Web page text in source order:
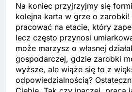
Na koniec przyjrzyjmy się
kolejna karta w grze o
pracować na etacie, który
lecz często przynosi
może marzysz o własnej
gospodarczej, gdzie zarobki
wyższe, ale wiąże się to z
odpowiedzialnością?